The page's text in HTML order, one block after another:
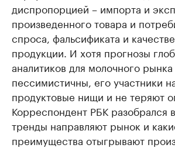
диспропорцией – импорта и
произведенного товара и
спроса, фальсификата и
продукции. И хотя прогнозы
аналитиков для молочного
пессимистичны, его участники
продуктовые нищи и не теряют
Корреспондент РБК разобрался
тренды направляют рынок и
преимущества отыгрывают